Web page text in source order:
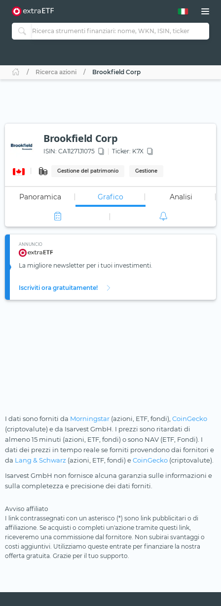
Ricerca azioni Brookfield Corp
Brookfield Corp
ISIN: CA11271J1075 Ticker: K7X
Gestione del patrimonio Gestione
Panoramica Grafico Analisi
ANNUNCIO
La migliore newsletter per i tuoi investimenti.
Iscriviti ora gratuitamente!
I dati sono forniti da Morningstar (azioni, ETF, fondi), CoinGecko
(criptovalute) e da Isarvest GmbH. I prezzi sono ritardati di
almeno 15 minuti (azioni, ETF, fondi) o sono NAV (ETF, Fondi). I
dati dei prezzi in tempo reale se forniti provendono dai fornitori e
da Lang & Schwarz (azioni, ETF, fondi) eCoinGecko (criptovalute).
Isarvest GmbH non fornisce alcuna garanzia sulle informazioni e
sulla completezza e precisione dei dati forniti.
Avviso affiliato
I link contrassegnati con un asterisco (*) sono link pubblicitari o di
affiliazione. Se acquisti o completi un'azione tramite questi link,
riceveremo una commissione dal fornitore. Non subirai svantaggi o
costi aggiuntivi. Utilizziamo queste entrate per finanziare la nostra
offerta gratuita. Grazie per il tuo supporto.